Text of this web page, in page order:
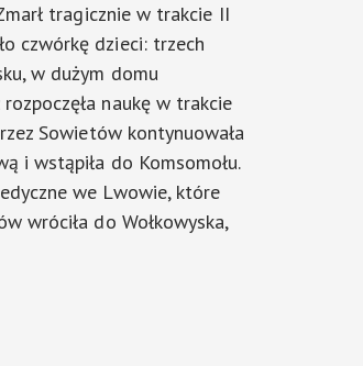
tragicznie w trakcie II
czwórkę dzieci: trzech
w dużym domu
naukę w trakcie
Sowietów kontynuowała
i wstąpiła do Komsomołu.
we Lwowie, które
wróciła do Wołkowyska,